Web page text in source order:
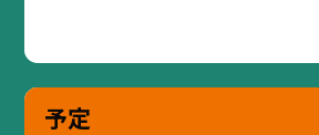
予定